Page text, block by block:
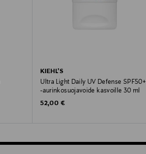
KIEHL'S
Ultra Light Daily UV Defense SPF50+
-aurinkosuojavoide kasvoille 30 ml
Original Price
52,00 €